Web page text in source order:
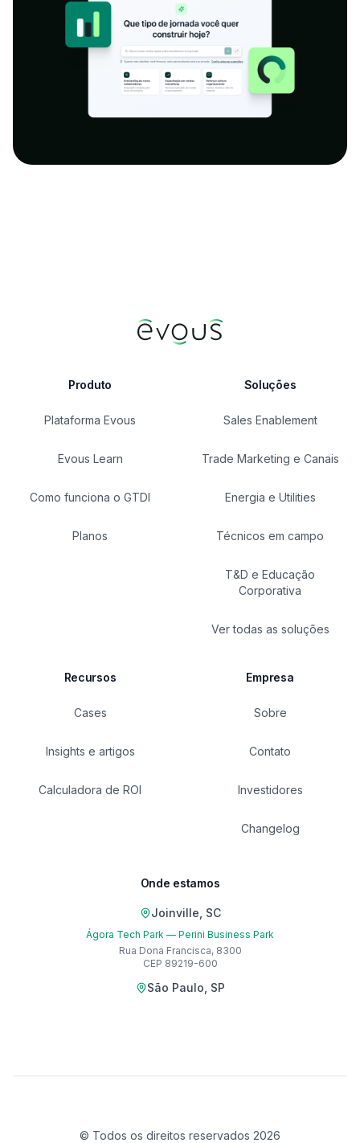
Produto
Plataforma Evous
Evous Learn
Como funciona o GTDI
Planos
Soluções
Sales Enablement
Trade Marketing e Canais
Energia e Utilities
Técnicos em campo
T&D e Educação
Corporativa
Ver todas as soluções
Recursos
Cases
Insights e artigos
Calculadora de ROI
Empresa
Sobre
Contato
Investidores
Changelog
Onde estamos
Joinville, SC
Ágora Tech Park — Perini Business Park
Rua Dona Francisca, 8300
CEP 89219-600
São Paulo, SP
© Todos os direitos reservados 2026